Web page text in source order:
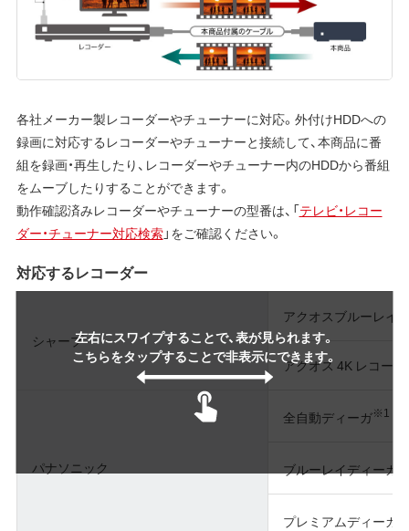
各社メーカー製レコーダーやチューナーに対応。外付けHDDへの
録画に対応するレコーダーやチューナーと接続して、本商品に番
組を録画・再生したり、レコーダーやチューナー内のHDDから番組
をムーブしたりすることができます。
動作確認済みレコーダーやチューナーの型番は、「テレビ・レコー
ダー・チューナー対応検索」をご確認ください。
対応するレコーダー
左右にスワイプすることで、表が見られます。
こちらをタップすることで非表示にできます。
シャープ
アクオスブルーレイ
アクオス 4K レコー
パナソニック
全自動ディーガ※1
ブルーレイディーガ
プレミアムディーガ